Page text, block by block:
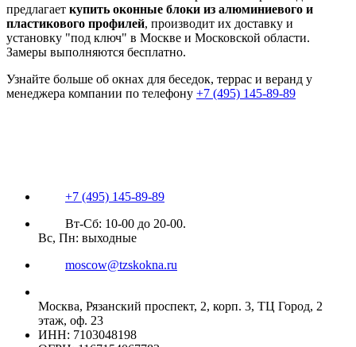
предлагает купить оконные блоки из алюминиевого и
пластикового профилей, производит их доставку и
установку "под ключ" в Москве и Московской области.
Замеры выполняются бесплатно.
Узнайте больше об окнах для беседок, террас и веранд у
менеджера компании по телефону +7 (495) 145-89-89
+7 (495) 145-89-89
Вт-Сб: 10-00 до 20-00.
Вс, Пн: выходные
moscow@tzskokna.ru
Москва, Рязанский проспект, 2, корп. 3, ТЦ Город, 2
этаж, оф. 23
ИНН: 7103048198